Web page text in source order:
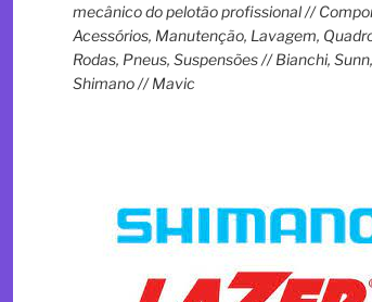
mecânico do pelotão profissional //
Acessórios, Manutenção, Lavagem,
Rodas, Pneus, Suspensões // Bianchi,
Shimano // Mavic